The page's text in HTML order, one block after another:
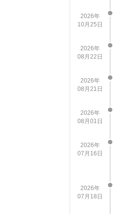
2026年
10月25日
2026年
08月22日
2026年
08月21日
2026年
08月01日
2026年
07月16日
2026年
07月18日